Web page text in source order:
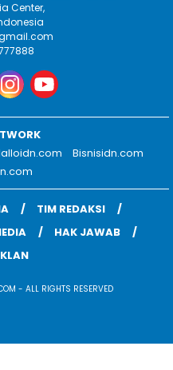
Center,
Bisnisidn.com
TIM REDAKSI
HAK JAWAB
- ALL RIGHTS RESERVED